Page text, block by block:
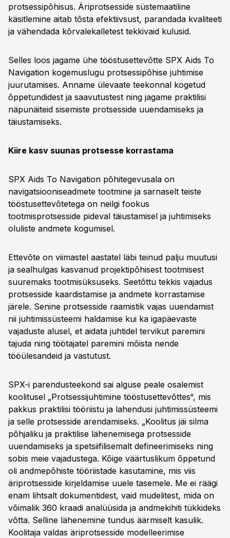
protsessipõhisus. Äriprotsesside süstemaatiline
käsitlemine aitab tõsta efektiivsust, parandada kvaliteeti
ja vähendada kõrvalekalletest tekkivaid kulusid.
Selles loos jagame ühe tööstusettevõtte SPX Aids To
Navigation kogemuslugu protsessipõhise juhtimise
juurutamises. Anname ülevaate teekonnal kogetud
õppetundidest ja saavutustest ning jagame praktilisi
näpunäiteid sisemiste protsesside uuendamiseks ja
täiustamiseks.
Kiire kasv suunas protsesse korrastama
SPX Aids To Navigation põhitegevusala on
navigatsiooniseadmete tootmine ja sarnaselt teiste
tööstusettevõtetega on neilgi fookus
tootmisprotsesside pideval täiustamisel ja juhtimiseks
oluliste andmete kogumisel.
Ettevõte on viimastel aastatel läbi teinud palju muutusi
ja sealhulgas kasvanud projektipõhisest tootmisest
suuremaks tootmisüksuseks. Seetõttu tekkis vajadus
protsesside kaardistamise ja andmete korrastamise
järele. Senine protsesside raamistik vajas uuendamist
nii juhtimissüsteemi haldamise kui ka igapäevaste
vajaduste alusel, et aidata juhtidel tervikut paremini
tajuda ning töötajatel paremini mõista nende
tööülesandeid ja vastutust.
SPX-i parendusteekond sai alguse peale osalemist
koolitusel „Protsessijuhtimine tööstusettevõttes“, mis
pakkus praktilisi tööriistu ja lahendusi juhtimissüsteemi
ja selle protsesside arendamiseks. „Koolitus jäi silma
põhjaliku ja praktilise lähenemisega protsesside
uuendamiseks ja spetsiifilisemalt defineerimiseks ning
sobis meie vajadustega. Kõige väärtuslikum õppetund
oli andmepõhiste tööriistade kasutamine, mis viis
äriprotsesside kirjeldamise uuele tasemele. Me ei räägi
enam lihtsalt dokumentidest, vaid mudelitest, mida on
võimalik 360 kraadi analüüsida ja andmekihiti tükkideks
võtta. Selline lähenemine tundus äärmiselt kasulik.
Koolitaja valdas äriprotsesside modelleerimise